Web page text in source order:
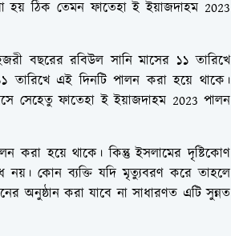
হয় ঠিক তেমন ফাতেহা ই ইয়াজদাহম 2023
বছরের রবিউল সানি মাসের ১১ তারিখে
তারিখে এই দিনটি পালন করা হয়ে থাকে।
সেহেতু ফাতেহা ই ইয়াজদাহম 2023 পালন
করা হয়ে থাকে। কিন্তু ইসলামের দৃষ্টিকোণ
কোন ব্যক্তি যদি মৃত্যুবরণ করে তাহলে
অনুষ্ঠান করা যাবে না সাধারণত এটি সুন্নত